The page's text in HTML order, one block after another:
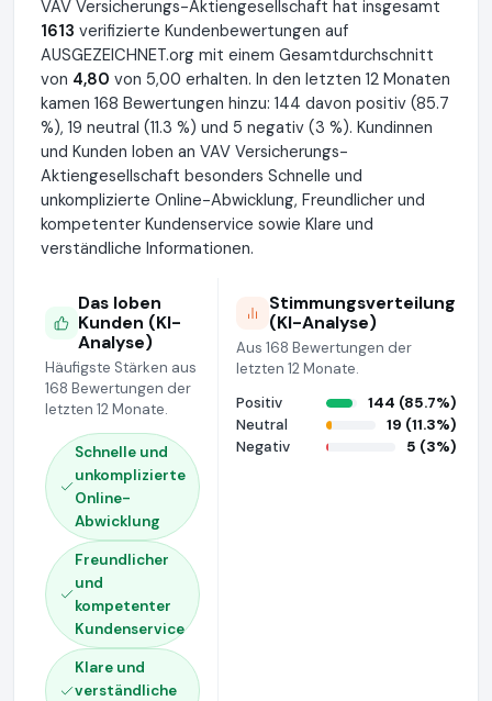
VAV Versicherungs-Aktiengesellschaft hat insgesamt
1613 verifizierte Kundenbewertungen auf
AUSGEZEICHNET.org mit einem Gesamtdurchschnitt
von 4,80 von 5,00 erhalten. In den letzten 12 Monaten
kamen 168 Bewertungen hinzu: 144 davon positiv (85.7
%), 19 neutral (11.3 %) und 5 negativ (3 %). Kundinnen
und Kunden loben an VAV Versicherungs-
Aktiengesellschaft besonders Schnelle und
unkomplizierte Online-Abwicklung, Freundlicher und
kompetenter Kundenservice sowie Klare und
verständliche Informationen.
Das loben
Kunden (KI-
Analyse)
Häufigste Stärken aus
168 Bewertungen der
letzten 12 Monate.
Schnelle und
unkomplizierte
Online-
Abwicklung
Freundlicher
und
kompetenter
Kundenservice
Klare und
verständliche
Stimmungsverteilung
(KI-Analyse)
Aus 168 Bewertungen der
letzten 12 Monate.
Positiv
144 (85.7%)
Neutral
19 (11.3%)
Negativ
5 (3%)